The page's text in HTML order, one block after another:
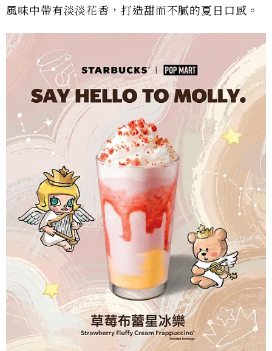
風味中帶有淡淡花香，打造甜而不膩的夏日口感。